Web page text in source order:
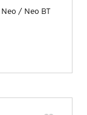
/ Neo BT